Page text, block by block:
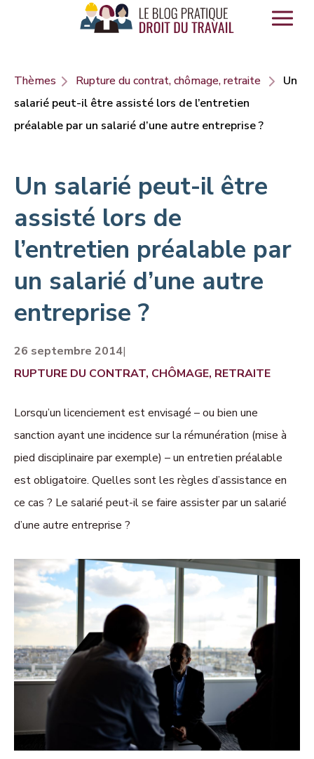
Panneau de gestion des cookies
Thèmes Rupture du contrat, chômage, retraite
Un
salarié peut-il être assisté lors de l’entretien
préalable par un salarié d’une autre entreprise ?
Un salarié peut-il être
assisté lors de
l’entretien préalable par
un salarié d’une autre
entreprise ?
26 septembre 2014|
RUPTURE DU CONTRAT, CHÔMAGE, RETRAITE
Lorsqu’un licenciement est envisagé – ou bien une
sanction ayant une incidence sur la rémunération (mise à
pied disciplinaire par exemple) – un entretien préalable
est obligatoire. Quelles sont les règles d’assistance en
ce cas ? Le salarié peut-il se faire assister par un salarié
d’une autre entreprise ?